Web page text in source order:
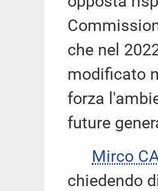
che nel
modificato
forza
future
Mirco
chiedendo